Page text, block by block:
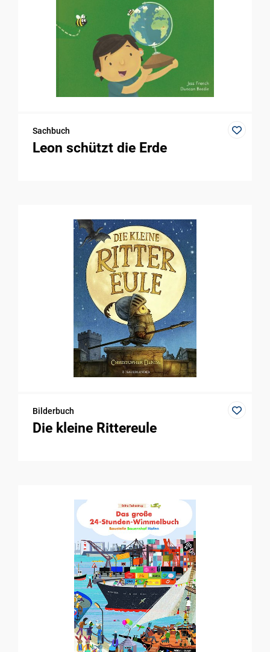
Sachbuch
Leon schützt die Erde
Bilderbuch
Die kleine Rittereule